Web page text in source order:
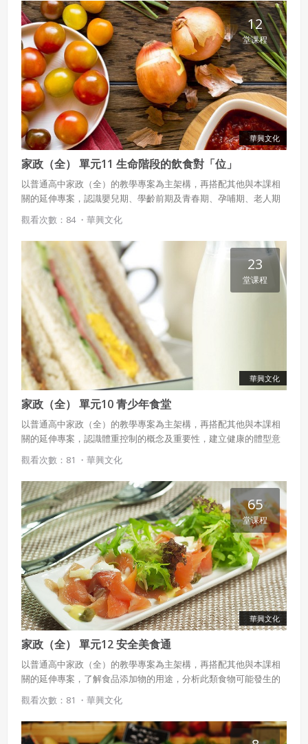
華興文化
12
堂课程
家政（全） 單元11 生命階段的飲食對「位」
以普通高中家政（全）的教學專案為主架構，再搭配其他與本課相
關的延伸專案，認識嬰兒期、學齡前期及青春期、孕哺期、老人期
的飲食需求及原則。
觀看次數：84 ・ 華興文化
華興文化
23
堂课程
家政（全） 單元10 青少年食堂
以普通高中家政（全）的教學專案為主架構，再搭配其他與本課相
關的延伸專案，認識體重控制的概念及重要性，建立健康的體型意
識，藉由飲食及運動等方式來改善體型，並認識營養標示、食物標
示的意義。
觀看次數：81 ・ 華興文化
華興文化
65
堂课程
家政（全） 單元12 安全美食通
以普通高中家政（全）的教學專案為主架構，再搭配其他與本課相
關的延伸專案，了解食品添加物的用途，分析此類食物可能發生的
食品衛生安全危機。除此之外，也從成長經驗出發，認識餐桌禮儀
的重要性。
觀看次數：81 ・ 華興文化
公司得於該著作權存續期間內無償使用，包括再授權之權
利。
本條約定不因本合約終止而失效。
五、聲明保證
會員聲明並保證會員於使用本系統時創作、上傳或張貼的著
作物，會員享有所有權或經合法授權。
如會員違反前項約定致吉寶系統公司遭追訴、請求或求償
者，吉寶系統公司應立即通知會員，必要時本系統得移除爭
議內容。會員應協助相關程序並負擔吉寶系統公司因此所生
支出（包括律師費用）、損害及損失。
六、終止
會員違反本合約或本系統任一規定者，吉寶系統公司得終止
本合約終止後，會員不得對吉寶系統公司主張任何費用、補
償或賠償。
七、合意管轄
雙方合意專以臺灣臺北地方法院為第一審管轄法
院。